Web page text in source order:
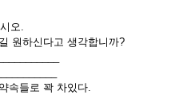
오.
원하신다고 생각합니까?
속들로 꽉 차있다.